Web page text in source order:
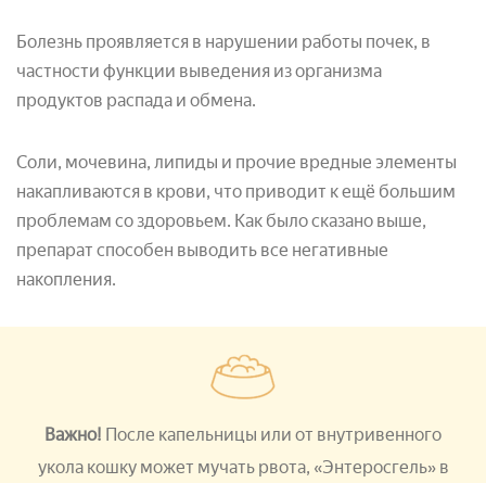
Болезнь проявляется в нарушении работы почек, в
частности функции выведения из организма
продуктов распада и обмена.
Соли, мочевина, липиды и прочие вредные элементы
накапливаются в крови, что приводит к ещё большим
проблемам со здоровьем. Как было сказано выше,
препарат способен выводить все негативные
накопления.
Важно! После капельницы или от внутривенного
укола кошку может мучать рвота, «Энтеросгель» в